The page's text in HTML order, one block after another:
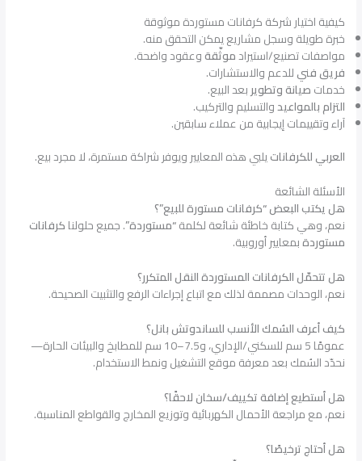
كيفية اختيار شركة كرفانات مستوردة موثوقة
خبرة طويلة وسجل مشاريع يمكن التحقق منه.
مواصفات تصنيع/استيرادموثّقةوعقود واضحة.
فريق فنيللدعم والاستشارات.
خدماتصيانة وتطويربعد البيع.
التزام بالمواعيدوالتسليم والتركيب.
آراء وتقييمات إيجابية من عملاء سابقين.
العربي للكرفاناتيلبي هذه المعايير ويوفر شراكة مستمرة، لا مجرد بيع.
الأسئلة الشائعة
هل يكتب البعض “كرفانات مستورة للبيع”؟
نعم، وهي كتابة خاطئة شائعة لكلمة“مستوردة”. جميع حلولناكرفانات
مستوردةبمعايير أوروبية.
هل تتحمّل الكرفانات المستوردة النقل المتكرر؟
نعم، الوحدات مصممة لذلك مع اتباع إجراءات الرفع والتثبيت الصحيحة.
كيف أعرف السُمك الأنسب للساندوتش بانل؟
عمومًا 5 سم للسكني/الإداري، و7.5–10 سم للمطابخ والبيئات الحارة—
نحدّد السُمك بعد معرفة موقع التشغيل ونمط الاستخدام.
هل أستطيع إضافة تكييف/سخان لاحقًا؟
نعم، مع مراجعة الأحمال الكهربائية وتوزيع المخارج والقواطع المناسبة.
هل أحتاج ترخيصًا؟